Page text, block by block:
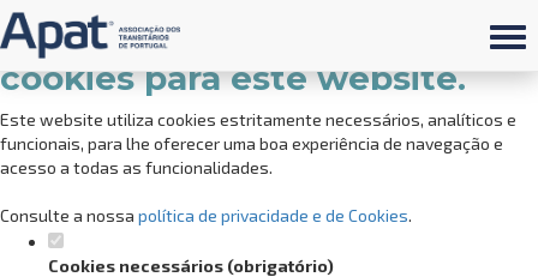
Defina as suas preferências de
cookies para este website.
Este website utiliza cookies estritamente necessários, analíticos e
funcionais, para lhe oferecer uma boa experiência de navegação e
acesso a todas as funcionalidades.
Consulte a nossa política de privacidade e de Cookies.
Cookies necessários (obrigatório)